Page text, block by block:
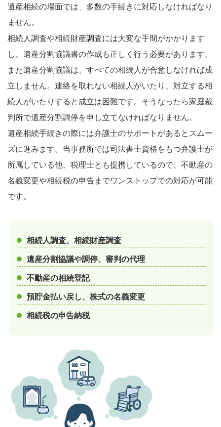
遺産相続の場面では、多数の手続きに対応しなければなり
ません。
相続人調査や相続財産調査には大変な手間がかかります
し、遺産分割協議書の作成も正しく行う必要があります。
また遺産分割協議は、すべての相続人が合意しなければ成
立しません。連絡を取れない相続人がいたり、対立する相
続人がいたりすると成立は困難です。そうなったら家庭裁
判所で遺産分割調停を申し立てなければなりません。
遺産相続手続きの際には弁護士のサポートがあるとスムー
ズに進みます。当事務所では司法書士資格をもつ弁護士が
所属している他、税理士とも提携しているので、不動産の
名義変更や相続税の申告までワンストップでの対応が可能
です。
相続人調査、相続財産調査
遺産分割協議や調停、審判の代理
不動産の相続登記
預貯金払い戻し、株式の名義変更
相続税の申告納税